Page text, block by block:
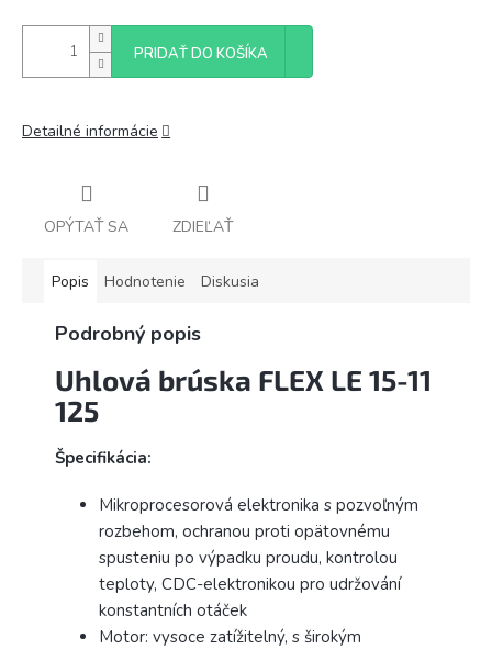
PRIDAŤ DO KOŠÍKA
Detailné informácie
OPÝTAŤ SA ZDIEĽAŤ
Popis Hodnotenie Diskusia
Podrobný popis
Uhlová brúska FLEX LE 15-11
125
Špecifikácia:
Mikroprocesorová elektronika s pozvoľným
rozbehom, ochranou proti opätovnému
spusteniu po výpadku proudu, kontrolou
teploty, CDC-elektronikou pro udržování
konstantních otáček
Motor: vysoce zatížitelný, s širokým